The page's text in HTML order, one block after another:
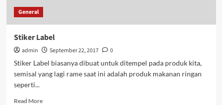
General
Stiker Label
admin September 22, 2017
0
Stiker Label biasanya dibuat untuk ditempel pada produk kita,
semisal yang lagi rame saat ini adalah produk makanan ringan
seperti...
Read MoreRead